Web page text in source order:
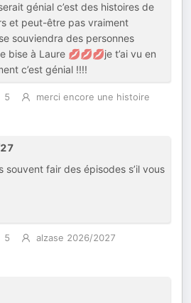
génial c’est des histoires de
et peut-être pas vraiment
souviendra des personnes
bise à Laure 💋💋💋je t’ai vu en
c’est génial !!!!
5
merci encore une histoire
souvent fair des épisodes s’il vous
5
alzase 2026/2027